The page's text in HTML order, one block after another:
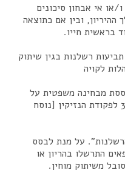
או אי אבחון סיכונים
ההיריון, ובין אם כתוצאה
בראשית חייו.
רשלנות בגין שיתוק
לקויה
מבחינה משפטית על
היסודות הקבועים בסעיפים 35 ו-36 לפקודת הנזיקין [נוסח
על מנת לבסס
התרשלו בהריון או
משיתוק מוחין.